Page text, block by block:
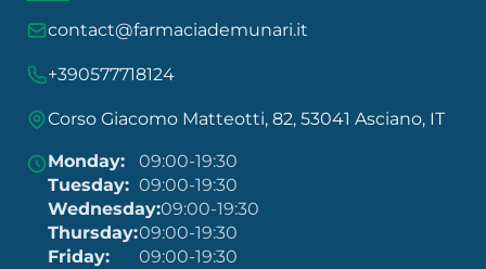
contact@farmaciademunari.it
+390577718124
Corso Giacomo Matteotti, 82, 53041 Asciano, IT
Monday:
09:00-19:30
Tuesday: 09:00-19:30
Wednesday:09:00-19:30
Thursday:09:00-19:30
Friday:
09:00-19:30